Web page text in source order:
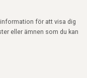
för att visa dig
eller ämnen som du kan